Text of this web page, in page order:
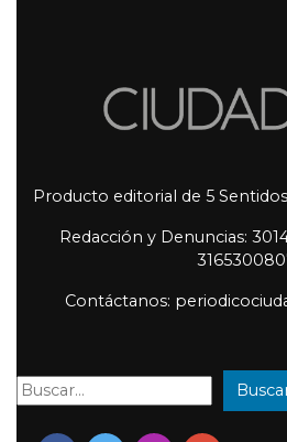
Producto editorial de 5
Redacción y Denuncias:
Contáctanos:
Buscar: